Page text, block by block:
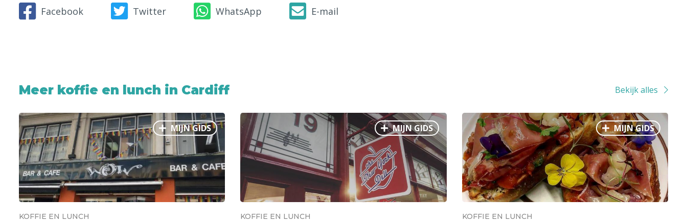
Facebook Twitter WhatsApp E-mail
Meer koffie en lunch in Cardiff Bekijk alles
MIJN GIDS
KOFFIE EN LUNCH
MIJN GIDS
KOFFIE EN LUNCH
MIJN GIDS
KOFFIE EN LUNCH